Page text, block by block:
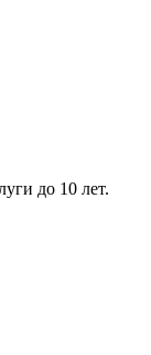
до 10 лет.